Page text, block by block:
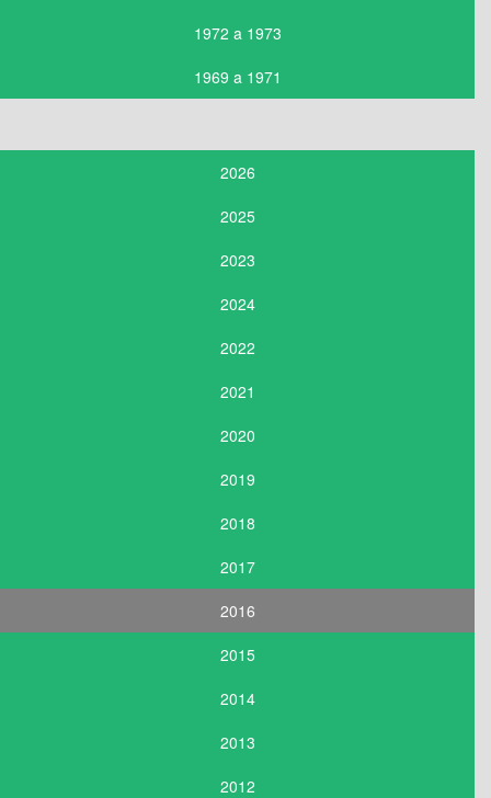
1972 a 1973
1969 a 1971
2026
2025
2023
2024
2022
2021
2020
2019
2018
2017
2016
2015
2014
2013
2012